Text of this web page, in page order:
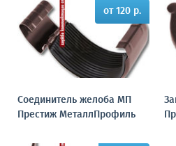
от 120 р.
Соединитель желоба МП
Престиж МеталлПрофиль